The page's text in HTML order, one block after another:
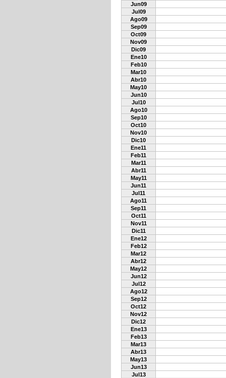
Jun09
Jul09
Ago09
Sep09
Oct09
Nov09
Dic09
Ene10
Feb10
Mar10
Abr10
May10
Jun10
Jul10
Ago10
Sep10
Oct10
Nov10
Dic10
Ene11
Feb11
Mar11
Abr11
May11
Jun11
Jul11
Ago11
Sep11
Oct11
Nov11
Dic11
Ene12
Feb12
Mar12
Abr12
May12
Jun12
Jul12
Ago12
Sep12
Oct12
Nov12
Dic12
Ene13
Feb13
Mar13
Abr13
May13
Jun13
Jul13